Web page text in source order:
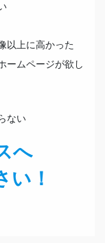
以上に高かった
ームページが欲し
ない
へ
い！